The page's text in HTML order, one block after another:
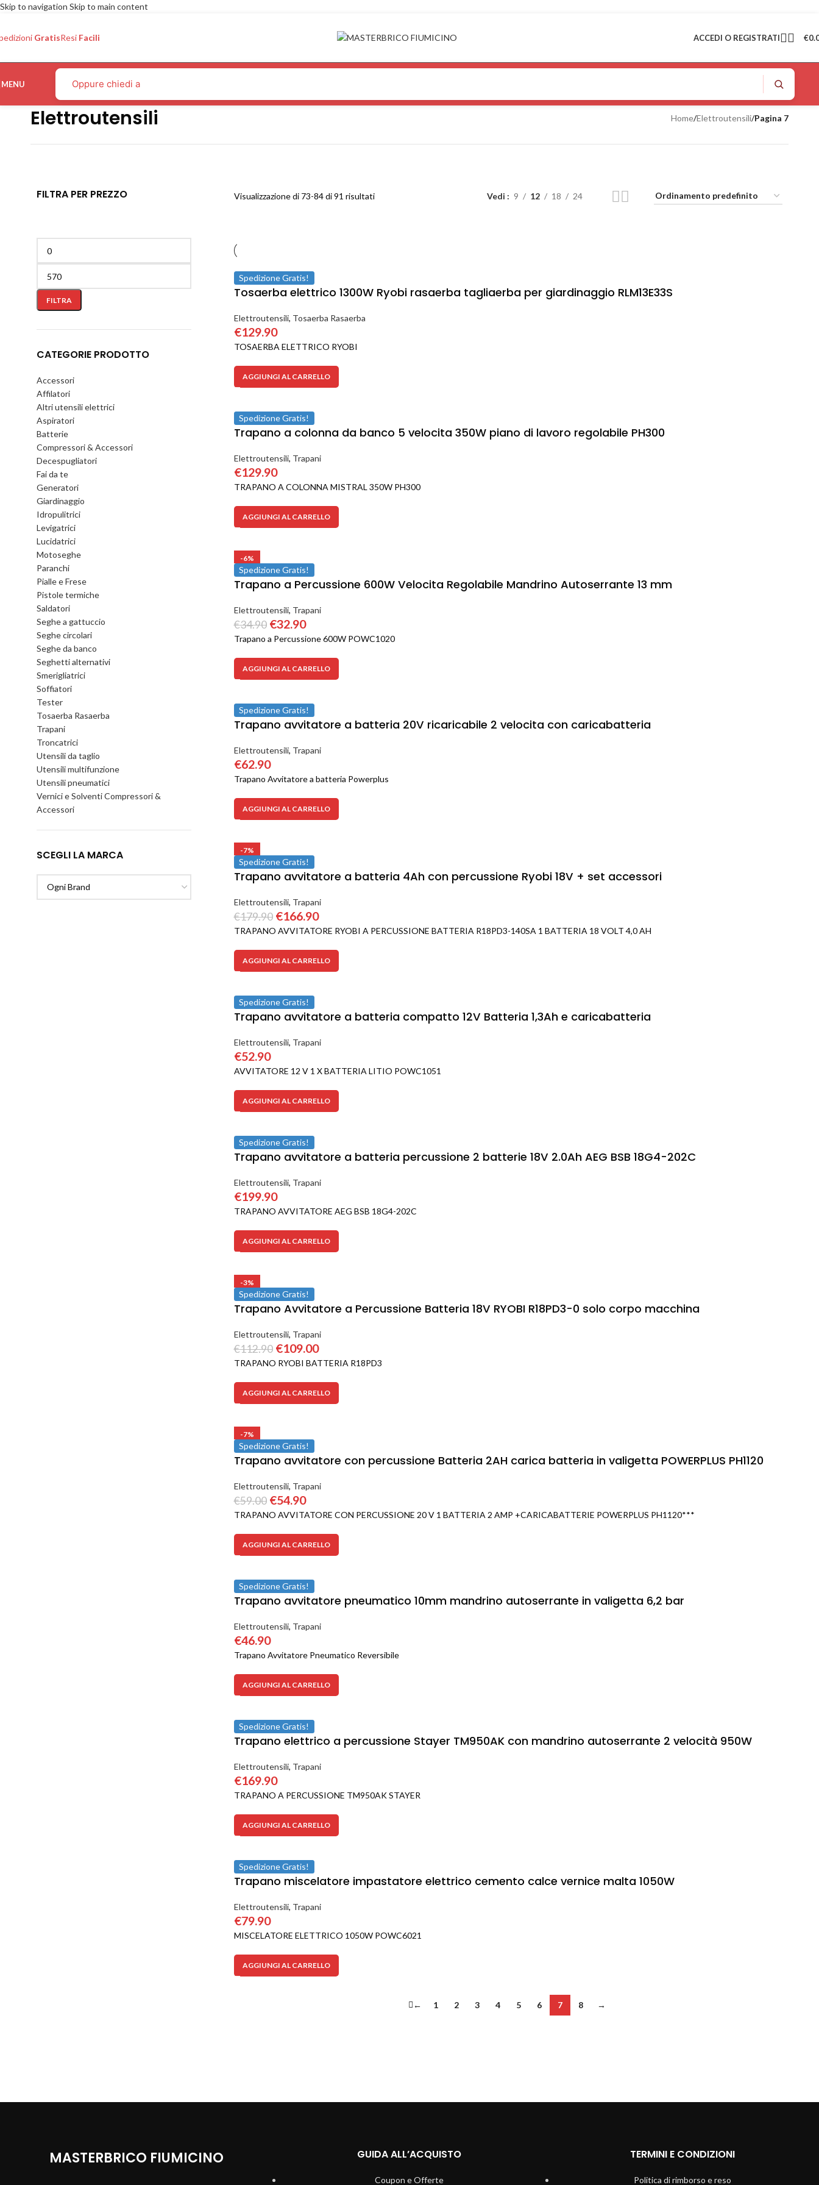
Skip to navigation Skip to main content
GratisResi Facili ACCEDI O REGISTRATI €
MENU
Elettroutensili Home/Elettroutensili/Pagina 7
FILTRA PER PREZZO
FILTRA
CATEGORIE PRODOTTO
Accessori
Affilatori
Altri utensili elettrici
Aspiratori
Batterie
Compressori & Accessori
Decespugliatori
Fai da te
Generatori
Giardinaggio
Idropulitrici
Levigatrici
Lucidatrici
Motoseghe
Paranchi
Pialle e Frese
Pistole termiche
Saldatori
Seghe a gattuccio
Seghe circolari
Seghe da banco
Seghetti alternativi
Smerigliatrici
Soffiatori
Tester
Tosaerba Rasaerba
Trapani
Troncatrici
Utensili da taglio
Utensili multifunzione
Utensili pneumatici
Vernici e Solventi Compressori &
Accessori
SCEGLI LA MARCA
Visualizzazione di 73-84 di 91 risultati Vedi 9 12 18 24
Spedizione Gratis!
Tosaerba elettrico 1300W Ryobi rasaerba tagliaerba per giardinaggio RLM13E33S
Elettroutensili, Tosaerba Rasaerba
€129.90
TOSAERBA ELETTRICO RYOBI
AGGIUNGI AL CARRELLO
Spedizione Gratis!
Trapano a colonna da banco 5 velocita 350W piano di lavoro regolabile PH300
Elettroutensili, Trapani
€129.90
TRAPANO A COLONNA MISTRAL 350W PH300
AGGIUNGI AL CARRELLO
-6%
Spedizione Gratis!
Trapano a Percussione 600W Velocita Regolabile Mandrino Autoserrante 13 mm
Elettroutensili, Trapani
€34.90 €32.90
Trapano a Percussione 600W POWC1020
AGGIUNGI AL CARRELLO
Spedizione Gratis!
Trapano avvitatore a batteria 20V ricaricabile 2 velocita con caricabatteria
Elettroutensili, Trapani
€62.90
Trapano Avvitatore a batteria Powerplus
AGGIUNGI AL CARRELLO
-7%
Spedizione Gratis!
Trapano avvitatore a batteria 4Ah con percussione Ryobi 18V + set accessori
Elettroutensili, Trapani
€179.90 €166.90
TRAPANO AVVITATORE RYOBI A PERCUSSIONE BATTERIA R18PD3-140SA 1 BATTERIA 18 VOLT 4,0 AH
AGGIUNGI AL CARRELLO
Spedizione Gratis!
Trapano avvitatore a batteria compatto 12V Batteria 1,3Ah e caricabatteria
Elettroutensili, Trapani
€52.90
AVVITATORE 12 V 1 X BATTERIA LITIO POWC1051
AGGIUNGI AL CARRELLO
Spedizione Gratis!
Trapano avvitatore a batteria percussione 2 batterie 18V 2.0Ah AEG BSB 18G4-202C
Elettroutensili, Trapani
€199.90
TRAPANO AVVITATORE AEG BSB 18G4-202C
AGGIUNGI AL CARRELLO
-3%
Spedizione Gratis!
Trapano Avvitatore a Percussione Batteria 18V RYOBI R18PD3-0 solo corpo macchina
Elettroutensili, Trapani
€112.90 €109.00
TRAPANO RYOBI BATTERIA R18PD3
AGGIUNGI AL CARRELLO
-7%
Spedizione Gratis!
Trapano avvitatore con percussione Batteria 2AH carica batteria in valigetta POWERPLUS PH1120
Elettroutensili, Trapani
€59.00 €54.90
TRAPANO AVVITATORE CON PERCUSSIONE 20 V 1 BATTERIA 2 AMP +CARICABATTERIE POWERPLUS PH1120***
AGGIUNGI AL CARRELLO
Spedizione Gratis!
Trapano avvitatore pneumatico 10mm mandrino autoserrante in valigetta 6,2 bar
Elettroutensili, Trapani
€46.90
Trapano Avvitatore Pneumatico Reversibile
AGGIUNGI AL CARRELLO
Spedizione Gratis!
Trapano elettrico a percussione Stayer TM950AK con mandrino autoserrante 2 velocità 950W
Elettroutensili, Trapani
€169.90
TRAPANO A PERCUSSIONE TM950AK STAYER
AGGIUNGI AL CARRELLO
Spedizione Gratis!
Trapano miscelatore impastatore elettrico cemento calce vernice malta 1050W
Elettroutensili, Trapani
€79.90
MISCELATORE ELETTRICO 1050W POWC6021
AGGIUNGI AL CARRELLO
← 1 2 3 4 5 6 7 8 →
MASTERBRICO FIUMICINO GUIDA ALL’ACQUISTO
Coupon e Offerte
TERMINI E CONDIZIONI
Politica di rimborso e reso